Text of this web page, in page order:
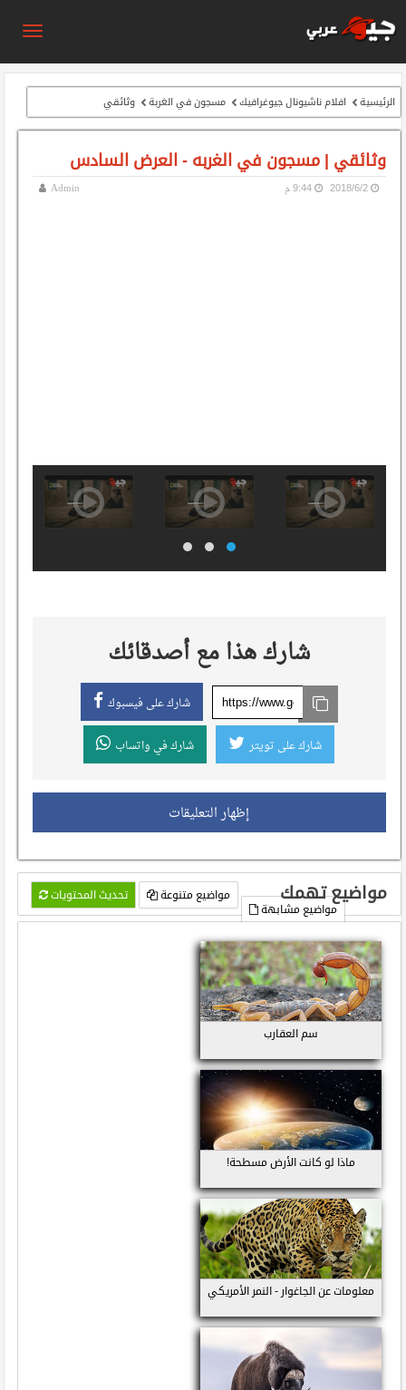
الرئيسية افلام ناشيونال جيوغرافيك مسجون في الغربة وثائقي
وثائقي | مسجون في الغربه - العرض السادس
Admin 2‏/6‏/2018 9:44 م
شارك هذا مع أصدقائك
شارك على فيسبوك
شارك على تويتر شارك في واتساب
إظهار التعليقات
مواضيع تهمك تحديث المحتويات
مواضيع متنوعة
مواضيع مشابهة
سم العقارب
ماذا لو كانت الأرض مسطحة!
معلومات عن الجاغوار - النمر الأمريكي